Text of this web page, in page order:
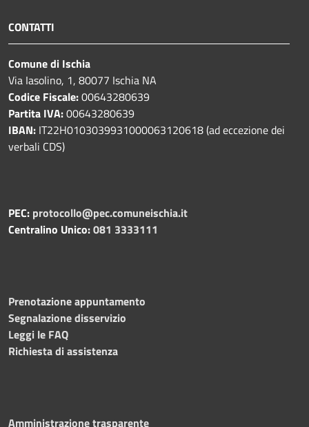
CONTATTI
Comune di Ischia
Via Iasolino, 1, 80077 Ischia NA
Codice Fiscale:00643280639
Partita IVA:00643280639
IBAN: IT22H0103039931000063120618 (ad eccezione dei
verbali CDS)
PEC: protocollo@pec.comuneischia.it
Centralino Unico:081 3333111
Prenotazione appuntamento
Segnalazione disservizio
Leggi le FAQ
Richiesta di assistenza
Amministrazione trasparente